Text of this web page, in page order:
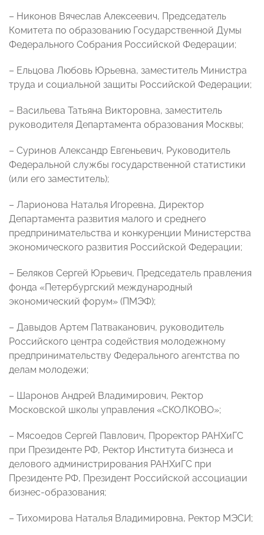
– Никонов Вячеслав Алексеевич, Председатель
Комитета по образованию Государственной Думы
Федерального Собрания Российской Федерации;
– Ельцова Любовь Юрьевна, заместитель Министра
труда и социальной защиты Российской Федерации;
– Васильева Татьяна Викторовна, заместитель
руководителя Департамента образования Москвы;
– Суринов Александр Евгеньевич, Руководитель
Федеральной службы государственной статистики
(или его заместитель);
– Ларионова Наталья Игоревна, Директор
Департамента развития малого и среднего
предпринимательства и конкуренции Министерства
экономического развития Российской Федерации;
– Беляков Сергей Юрьевич, Председатель правления
фонда «Петербургский международный
экономический форум» (ПМЭФ);
– Давыдов Артем Патваканович, руководитель
Российского центра содействия молодежному
предпринимательству Федерального агентства по
делам молодежи;
– Шаронов Андрей Владимирович, Ректор
Московской школы управления «СКОЛКОВО»;
– Мясоедов Сергей Павлович, Проректор РАНХиГС
при Президенте РФ, Ректор Института бизнеса и
делового администрирования РАНХиГС при
Президенте РФ, Президент Российской ассоциации
бизнес-образования;
– Тихомирова Наталья Владимировна, Ректор МЭСИ;